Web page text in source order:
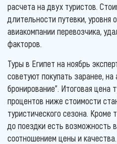
расчета на двух туристов.
длительности путевки, уровня
авиакомпании перевозчика,
факторов.
Туры в Египет на ноябрь
советуют покупать заранее, на
бронирование”. Итоговая цена
процентов ниже стоимости
туристического сезона. Кроме
до поездки есть возможность
соотношением цены и